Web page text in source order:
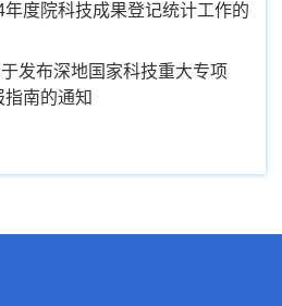
度院科技成果登记统计工作的
发布深地国家科技重大专项
南的通知